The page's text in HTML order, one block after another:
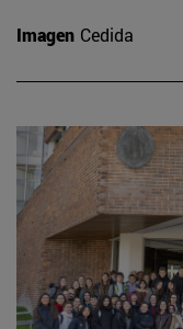
Imagen Cedida